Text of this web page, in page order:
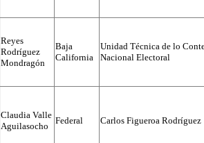
Reyes
Rodríguez
Mondragón
Baja
California
Unidad Técnica de lo
Nacional Electoral
Claudia Valle
Aguilasocho
Federal Carlos Figueroa Rodríguez